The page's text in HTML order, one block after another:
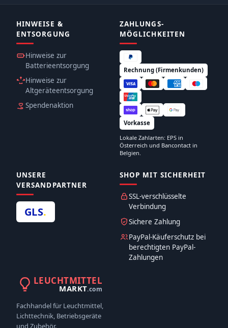
HINWEISE &
ENTSORGUNG
Hinweise zur
Batterieentsorgung
Hinweise zur
Altgeräteentsorgung
Spendenaktion
ZAHLUNGS­
MÖGLICHKEITEN
Rechnung (Firmenkunden)
Vorkasse
Lokale Zahlarten: EPS in
Österreich und Bancontact in
Belgien.
UNSERE
VERSANDPARTNER
GLS.
SHOP MIT SICHERHEIT
SSL-verschlüsselte
Verbindung
Sichere Zahlung
PayPal-Käuferschutz bei
berechtigten PayPal-
Zahlungen
LEUCHTMITTEL
MARKT.com
Fachhandel für Leuchtmittel,
Lichttechnik, Betriebsgeräte
und Zubehör.